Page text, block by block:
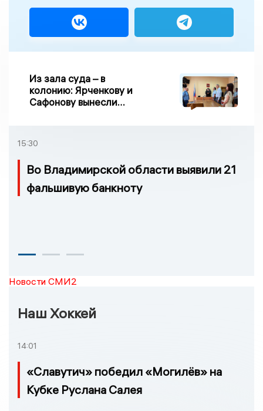
Из зала суда – в
колонию: Ярченкову и
Сафонову вынесли
15:30
Во Владимирской области выявили 21
фальшивую банкноту
Новости СМИ2
Наш Хоккей
14:01
«Славутич» победил «Могилёв» на
Кубке Руслана Салея